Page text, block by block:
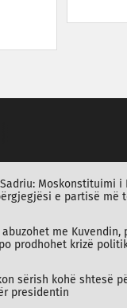
Moskonstituimi i
e partisë më
abuzohet me Kuvendin,
prodhohet krizë
sërish kohë shtesë
presidentin